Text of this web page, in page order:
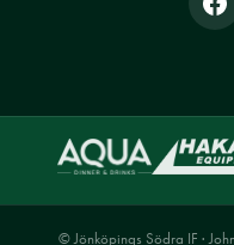
© Jönköpings Södra IF ·